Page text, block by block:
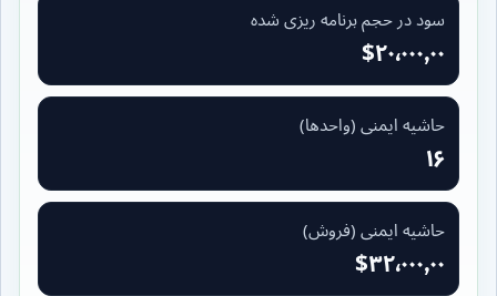
سود در حجم برنامه ریزی شده
$۲۰٬۰۰۰٫۰۰
حاشیه ایمنی (واحدها)
۱۶
حاشیه ایمنی (فروش)
$۳۲٬۰۰۰٫۰۰